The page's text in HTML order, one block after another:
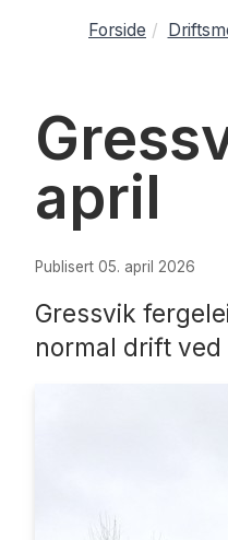
Forside
april
Publisert 05. april 2026
Gressvik
normal drift